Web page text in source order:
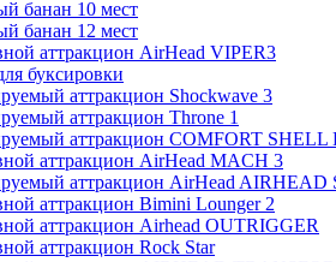
банан 10 мест
банан 12 мест
аттракцион AirHead VIPER3
буксировки
аттракцион Shockwave 3
аттракцион Throne 1
аттракцион COMFORT SHELL
аттракцион AirHead MACH 3
аттракцион AirHead AIRHEAD
аттракцион Bimini Lounger 2
аттракцион Airhead OUTRIGGER
аттракцион Rock Star